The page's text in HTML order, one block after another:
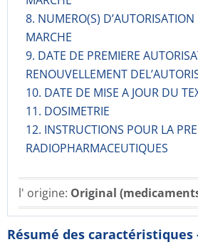
8. NUMERO(S) D’AUTORISATION
MARCHE
9. DATE DE PREMIERE
RENOUVELLEMENT
10. DATE DE MISE A JOUR DU
11. DOSIMETRIE
12. INSTRUCTIONS POUR LA
RADIOPHARMACE­UTIQUES
l' origine: Original
Résumé des caractéristiques